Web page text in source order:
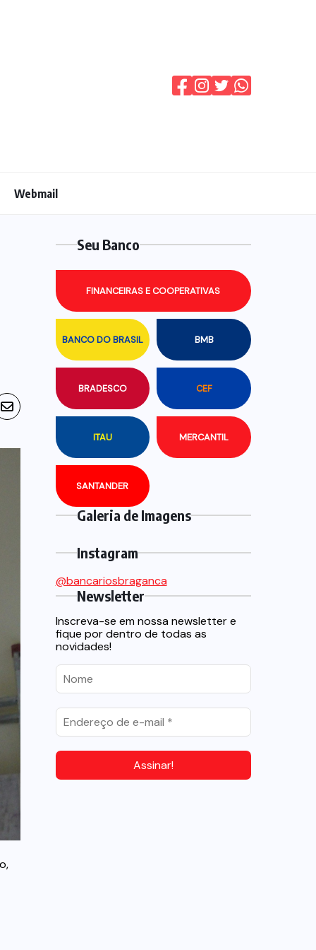
Webmail
Seu Banco
BANCO DO BRASIL BMB
BRADESCO CEF
FINANCEIRAS E COOPERATIVAS
ITAU MERCANTIL
SANTANDER
Galeria de Imagens
Instagram
@bancariosbraganca
Newsletter
Inscreva-se em nossa newsletter e
fique por dentro de todas as
novidades!